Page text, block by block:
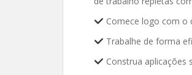
Comece logo com o
Trabalhe de forma
Construa aplicações